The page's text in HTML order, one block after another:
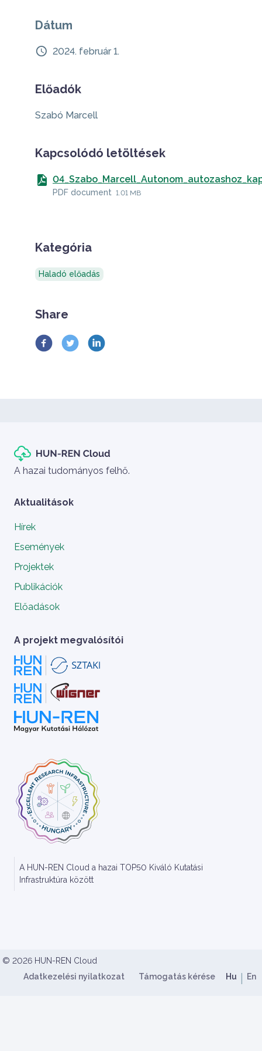
Dátum
2024. február 1.
Előadók
Szabó Marcell
Kapcsolódó letöltések
PDF document 1.01 MB
Kategória
Haladó előadás
Share
Szlogen
A hazai tudományos felhő.
Aktualitások
Hírek
Események
Projektek
Publikációk
Előadások
A projekt megvalósítói
A HUN-REN Cloud a hazai TOP50
A HUN-REN Cloud a hazai TOP50 Kiváló Kutatási
Infrastruktúra között
HUN-REN Cloud Copyright
© 2026 HUN-REN Cloud
Adatkezelési nyilatkozat Támogatás kérése Hu En